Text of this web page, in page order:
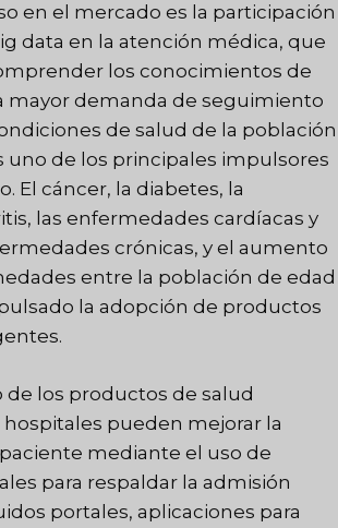
en el mercado es la participación
data en la atención médica, que
los conocimientos de
mayor demanda de seguimiento
de salud de la población
uno de los principales impulsores
El cáncer, la diabetes, la
las enfermedades cardíacas y
crónicas, y el aumento
entre la población de edad
la adopción de productos
los productos de salud
pueden mejorar la
mediante el uso de
para respaldar la admisión
portales, aplicaciones para